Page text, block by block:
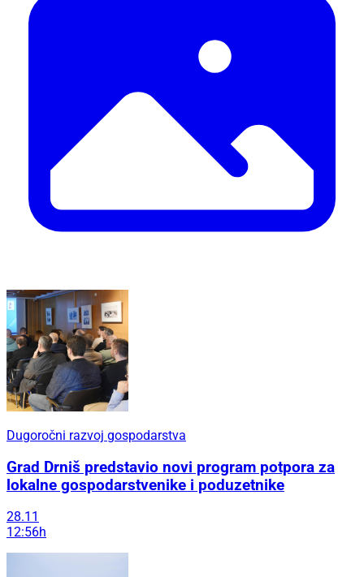
Dugoročni razvoj gospodarstva
Grad Drniš predstavio novi program potpora za
lokalne gospodarstvenike i poduzetnike
28.11
12:56h